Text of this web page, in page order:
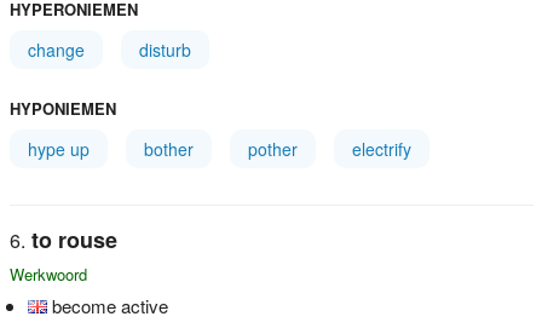
HYPERONIEMEN
change disturb
HYPONIEMEN
hype up bother pother electrify
to rouse
Werkwoord
become active